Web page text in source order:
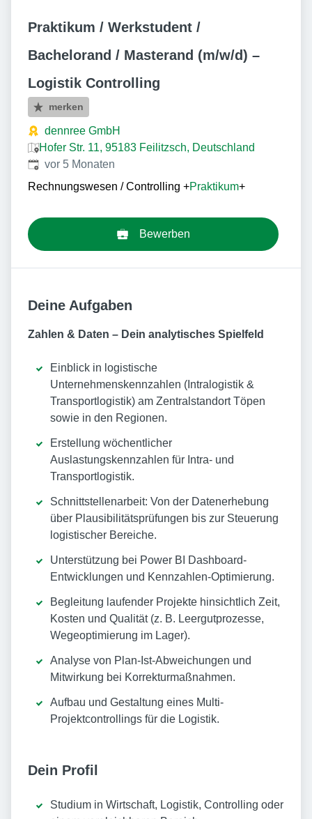
Praktikum / Werkstudent /
Bachelorand / Masterand (m/w/d) –
Logistik Controlling
merken
dennree GmbH
Hofer Str. 11, 95183 Feilitzsch, Deutschland
Veröffentlicht:
vor 5 Monaten
Rechnungswesen / Controlling +Praktikum+
Bewerben
Deine Aufgaben
Zahlen & Daten – Dein analytisches Spielfeld
Einblick in logistische
Unternehmenskennzahlen (Intralogistik &
Transportlogistik) am Zentralstandort Töpen
sowie in den Regionen.
Erstellung wöchentlicher
Auslastungskennzahlen für Intra- und
Transportlogistik.
Schnittstellenarbeit: Von der Datenerhebung
über Plausibilitätsprüfungen bis zur Steuerung
logistischer Bereiche.
Unterstützung bei Power BI Dashboard-
Entwicklungen und Kennzahlen-Optimierung.
Begleitung laufender Projekte hinsichtlich Zeit,
Kosten und Qualität (z. B. Leergutprozesse,
Wegeoptimierung im Lager).
Analyse von Plan-Ist-Abweichungen und
Mitwirkung bei Korrekturmaßnahmen.
Aufbau und Gestaltung eines Multi-
Projektcontrollings für die Logistik.
Dein Profil
Studium in Wirtschaft, Logistik, Controlling oder